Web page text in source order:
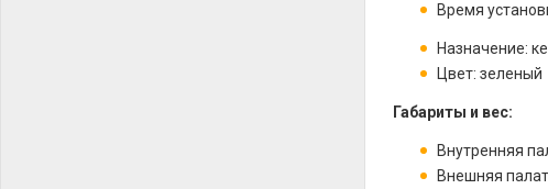
Время
Назначение:
Цвет: зеленый
Габариты и вес:
Внутренняя
Внешняя